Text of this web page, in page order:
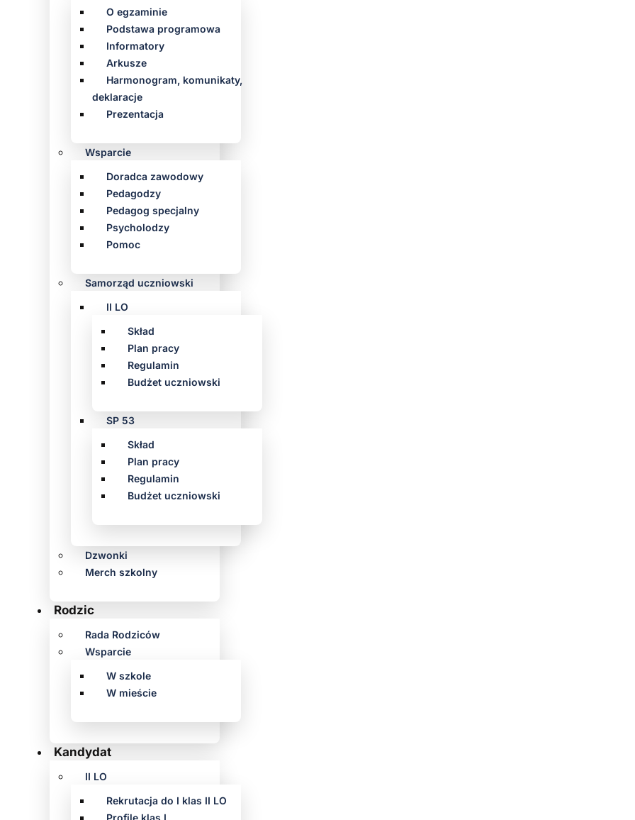
O egzaminie
Podstawa programowa
Informatory
Arkusze
Harmonogram, komunikaty,
deklaracje
Prezentacja
Wsparcie
Doradca zawodowy
Pedagodzy
Pedagog specjalny
Psycholodzy
Pomoc
Samorząd uczniowski
II LO
Skład
Plan pracy
Regulamin
Budżet uczniowski
SP 53
Skład
Plan pracy
Regulamin
Budżet uczniowski
Dzwonki
Merch szkolny
Rodzic
Rada Rodziców
Wsparcie
W szkole
W mieście
Kandydat
II LO
Rekrutacja do I klas II LO
Profile klas I